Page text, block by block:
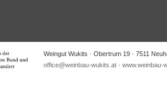
Weingut Wukits · Obertrum 19 · 7511
office@weinbau-wukits.at · www.weinbau-